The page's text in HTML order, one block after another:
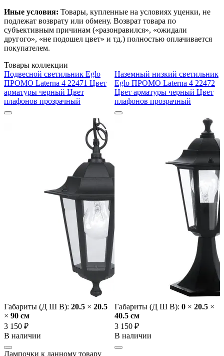
Иные условия: Товары, купленные на условиях уценки, не
подлежат возврату или обмену. Возврат товара по
субъективным причинам («разонравился», «ожидали
другого», «не подошел цвет» и тд.) полностью оплачивается
покупателем.
Товары коллекции
Подвесной светильник Eglo
ПРОМО Laterna 4 22471 Цвет
арматуры черный Цвет
плафонов прозрачный
Габариты (Д Ш В): 20.5 × 20.5
× 90 cм
3 150 ₽
В наличии
Наземный низкий светильник
Eglo ПРОМО Laterna 4 22472
Цвет арматуры черный Цвет
плафонов прозрачный
Габариты (Д Ш В): 0 × 20.5 ×
40.5 cм
3 150 ₽
В наличии
Лампочки к данному товару